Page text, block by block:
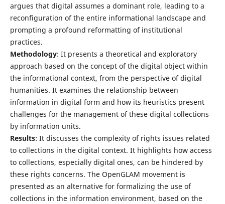
argues that digital assumes a dominant role, leading to a
reconfiguration of the entire informational landscape and
prompting a profound reformatting of institutional
practices.
Methodology: It presents a theoretical and exploratory
approach based on the concept of the digital object within
the informational context, from the perspective of digital
humanities. It examines the relationship between
information in digital form and how its heuristics present
challenges for the management of these digital collections
by information units.
Results: It discusses the complexity of rights issues related
to collections in the digital context. It highlights how access
to collections, especially digital ones, can be hindered by
these rights concerns. The OpenGLAM movement is
presented as an alternative for formalizing the use of
collections in the information environment, based on the